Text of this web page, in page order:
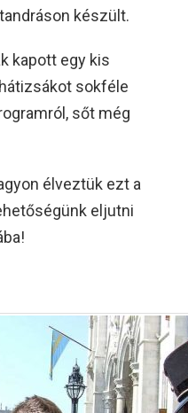
készült.
kapott egy kis
sokféle
sőt még
élveztük ezt a
eljutni